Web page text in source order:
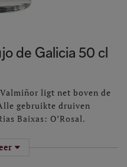
de Galicia 50 cl
ligt net boven de
gebruikte druiven
Baixas: O’Rosal.
zonder al te heftige